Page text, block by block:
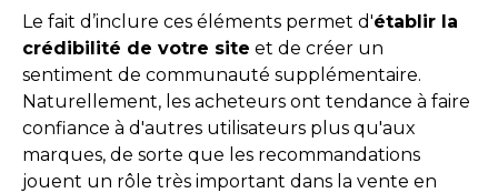
Le fait d’inclure ces éléments permet d'établir la
crédibilité de votre site et de créer un
sentiment de communauté supplémentaire.
Naturellement, les acheteurs ont tendance à faire
confiance à d'autres utilisateurs plus qu'aux
marques, de sorte que les recommandations
jouent un rôle très important dans la vente en